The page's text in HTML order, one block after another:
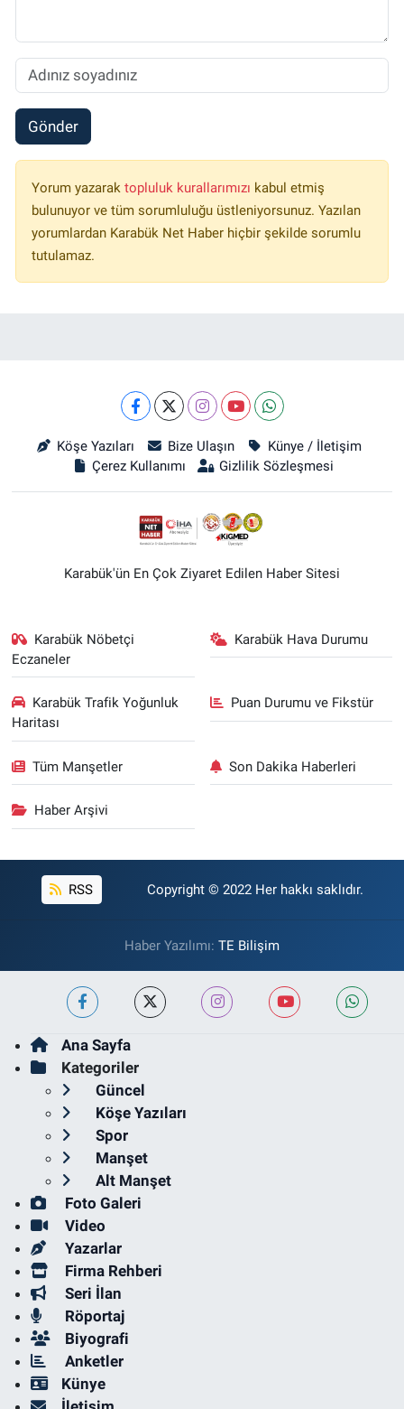
Gönder
Yorum yazarak topluluk kurallarımızı kabul etmiş
bulunuyor ve tüm sorumluluğu üstleniyorsunuz. Yazılan
yorumlardan Karabük Net Haber hiçbir şekilde sorumlu
tutulamaz.
Köşe Yazıları Bize Ulaşın
Künye / İletişim
Çerez Kullanımı
Gizlilik Sözleşmesi
Karabük'ün En Çok Ziyaret Edilen Haber Sitesi
Karabük Nöbetçi
Eczaneler
Karabük Hava Durumu
Karabük Trafik Yoğunluk
Haritası
Puan Durumu ve Fikstür
Tüm Manşetler Son Dakika Haberleri
Haber Arşivi
RSS Copyright © 2022 Her hakkı saklıdır.
Haber Yazılımı: TE Bilişim
Ana Sayfa
Kategoriler
Güncel
Köşe Yazıları
Spor
Manşet
Alt Manşet
Foto Galeri
Video
Yazarlar
Firma Rehberi
Seri İlan
Röportaj
Biyografi
Anketler
Künye